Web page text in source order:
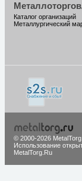
Каталог организаций
Металлургический
© 2000-2026
Использование
MetalTorg.Ru